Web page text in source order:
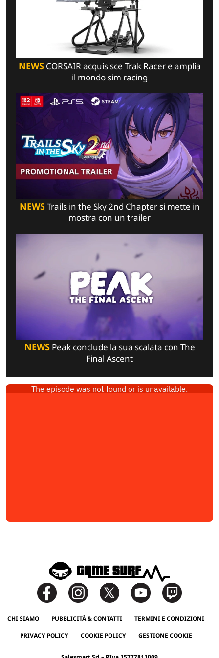
NEWSCORSAIR acquisisce Trak Racer e amplia
il mondo sim racing
NEWSTrails in the Sky 2nd Chapter si mette in
mostra con un trailer
NEWSPeak conclude la sua scalata con The
Final Ascent
CHI SIAMO PUBBLICITÀ & CONTATTI TERMINI E CONDIZIONI
PRIVACY POLICY COOKIE POLICY GESTIONE COOKIE